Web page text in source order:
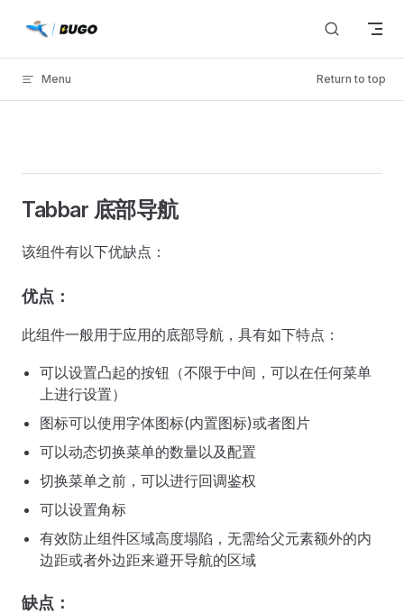
Skip to content
Menu Return to top
Tabbar 底部导航
该组件有以下优缺点：
优点：
此组件一般用于应用的底部导航，具有如下特点：
可以设置凸起的按钮（不限于中间，可以在任何菜单
上进行设置）
图标可以使用字体图标(内置图标)或者图片
可以动态切换菜单的数量以及配置
切换菜单之前，可以进行回调鉴权
可以设置角标
有效防止组件区域高度塌陷，无需给父元素额外的内
边距或者外边距来避开导航的区域
缺点：